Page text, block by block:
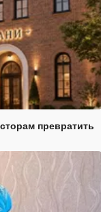
превратить